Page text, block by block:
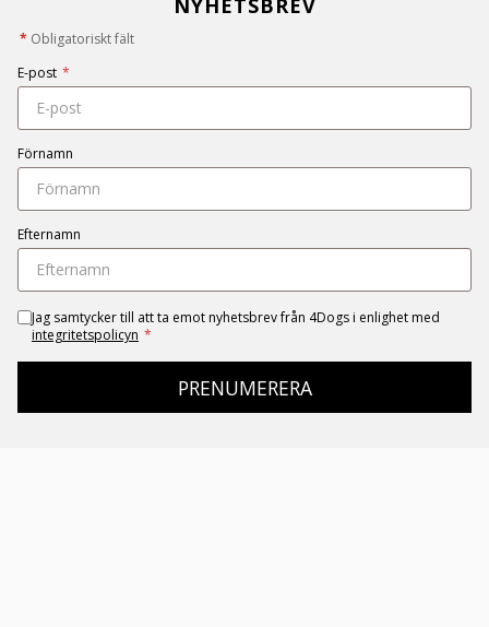
* Obligatoriskt fält
E-post *
Förnamn
Efternamn
Jag samtycker till att ta emot nyhetsbrev från 4Dogs i enlighet med
integritetspolicyn *
PRENUMERERA